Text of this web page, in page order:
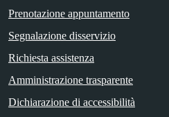
Prenotazione appuntamento
Segnalazione disservizio
Richiesta assistenza
Amministrazione trasparente
Dichiarazione di accessibilità